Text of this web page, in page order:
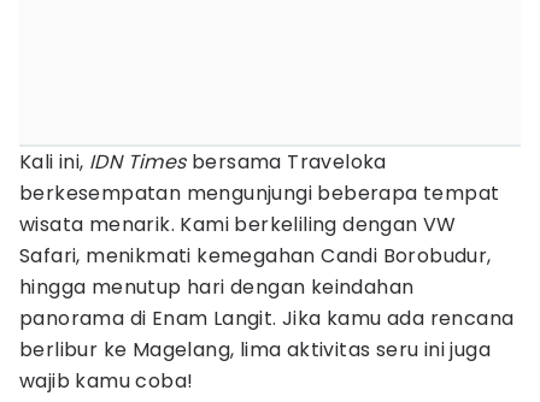
Kali ini, IDN Times bersama Traveloka
berkesempatan mengunjungi beberapa tempat
wisata menarik. Kami berkeliling dengan VW
Safari, menikmati kemegahan Candi Borobudur,
hingga menutup hari dengan keindahan
panorama di Enam Langit. Jika kamu ada rencana
berlibur ke Magelang, lima aktivitas seru ini juga
wajib kamu coba!